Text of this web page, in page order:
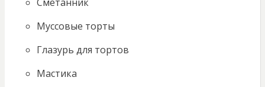
Муссовые торты
Глазурь для тортов
Мастика